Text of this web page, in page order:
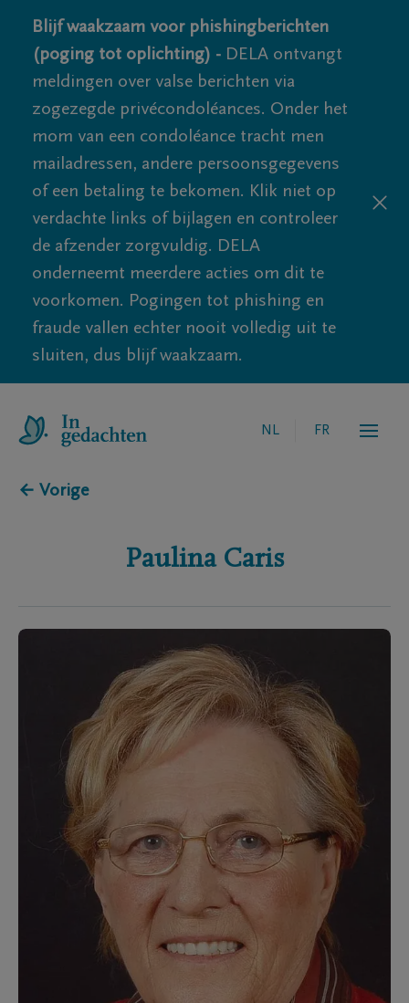
Blijf waakzaam voor phishingberichten
(poging tot oplichting) - DELA ontvangt
meldingen over valse berichten via
zogezegde privécondoléances. Onder het
mom van een condoléance tracht men
mailadressen, andere persoonsgegevens
of een betaling te bekomen. Klik niet op
verdachte links of bijlagen en controleer
de afzender zorgvuldig. DELA
onderneemt meerdere acties om dit te
voorkomen. Pogingen tot phishing en
fraude vallen echter nooit volledig uit te
sluiten, dus blijf waakzaam.
NL FR
← Vorige
Paulina Caris